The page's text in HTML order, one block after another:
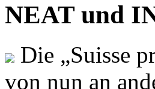
NEAT und
Die „Suisse
von nun an